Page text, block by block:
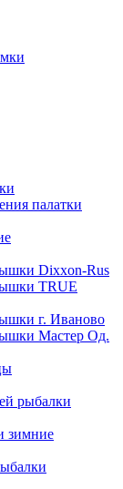
палатки
Dixxon-Rus
TRUE
г. Иваново
Мастер Од.
рыбалки
зимние